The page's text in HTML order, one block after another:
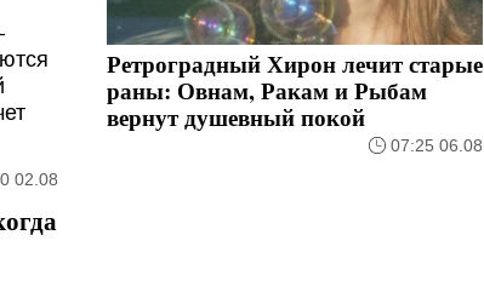
02.08
Ретроградный Хирон лечит старые
раны: Овнам, Ракам и Рыбам
вернут душевный покой
07:25 06.08